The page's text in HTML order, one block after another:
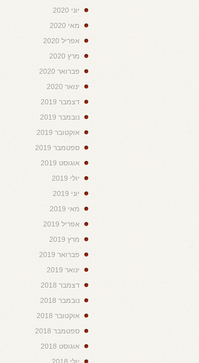
יוני 2020
מאי 2020
אפריל 2020
מרץ 2020
פברואר 2020
ינואר 2020
דצמבר 2019
נובמבר 2019
אוקטובר 2019
ספטמבר 2019
אוגוסט 2019
יולי 2019
יוני 2019
מאי 2019
אפריל 2019
מרץ 2019
פברואר 2019
ינואר 2019
דצמבר 2018
נובמבר 2018
אוקטובר 2018
ספטמבר 2018
אוגוסט 2018